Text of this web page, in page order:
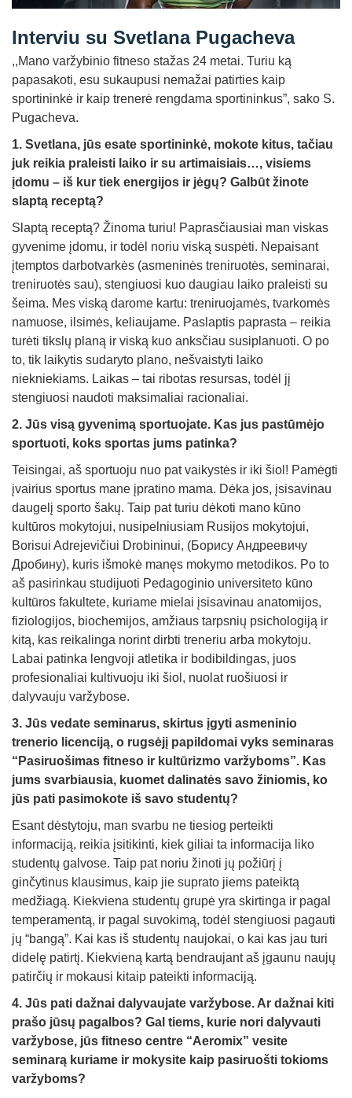
Straipsniai
Sėkmės istorijos
Atsiliepimai
Kontaktai
Interviu su Svetlana Pugacheva
,,Mano varžybinio fitneso stažas 24 metai. Turiu ką
papasakoti, esu sukaupusi nemažai patirties kaip
sportininkė ir kaip trenerė rengdama sportininkus”, sako S.
Pugacheva.
1. Svetlana, jūs esate sportininkė, mokote kitus, tačiau
juk reikia praleisti laiko ir su artimaisiais…, visiems
įdomu – iš kur tiek energijos ir jėgų? Galbūt žinote
slaptą receptą?
Slaptą receptą? Žinoma turiu! Paprasčiausiai man viskas
gyvenime įdomu, ir todėl noriu viską suspėti. Nepaisant
įtemptos darbotvarkės (asmeninės treniruotės, seminarai,
treniruotės sau), stengiuosi kuo daugiau laiko praleisti su
šeima. Mes viską darome kartu: treniruojamės, tvarkomės
namuose, ilsimės, keliaujame. Paslaptis paprasta – reikia
turėti tikslų planą ir viską kuo anksčiau susiplanuoti. O po
to, tik laikytis sudaryto plano, nešvaistyti laiko
niekniekiams. Laikas – tai ribotas resursas, todėl jį
stengiuosi naudoti maksimaliai racionaliai.
2. Jūs visą gyvenimą sportuojate. Kas jus pastūmėjo
sportuoti, koks sportas jums patinka?
Teisingai, aš sportuoju nuo pat vaikystės ir iki šiol! Pamėgti
įvairius sportus mane įpratino mama. Dėka jos, įsisavinau
daugelį sporto šakų. Taip pat turiu dėkoti mano kūno
kultūros mokytojui, nusipelniusiam Rusijos mokytojui,
Borisui Adrejevičiui Drobininui, (Борису Андреевичу
Дробину), kuris išmokė manęs mokymo metodikos. Po to
aš pasirinkau studijuoti Pedagoginio universiteto kūno
kultūros fakultete, kuriame mielai įsisavinau anatomijos,
fiziologijos, biochemijos, amžiaus tarpsnių psichologiją ir
kitą, kas reikalinga norint dirbti treneriu arba mokytoju.
Labai patinka lengvoji atletika ir bodibildingas, juos
profesionaliai kultivuoju iki šiol, nuolat ruošiuosi ir
dalyvauju varžybose.
3. Jūs vedate seminarus, skirtus įgyti asmeninio
trenerio licenciją, o rugsėjį papildomai vyks seminaras
“Pasiruošimas fitneso ir kultūrizmo varžyboms”. Kas
jums svarbiausia, kuomet dalinatės savo žiniomis, ko
jūs pati pasimokote iš savo studentų?
Esant dėstytoju, man svarbu ne tiesiog perteikti
informaciją, reikia įsitikinti, kiek giliai ta informacija liko
studentų galvose. Taip pat noriu žinoti jų požiūrį į
ginčytinus klausimus, kaip jie suprato jiems pateiktą
medžiagą. Kiekviena studentų grupė yra skirtinga ir pagal
temperamentą, ir pagal suvokimą, todėl stengiuosi pagauti
jų “bangą”. Kai kas iš studentų naujokai, o kai kas jau turi
didelę patirtį. Kiekvieną kartą bendraujant aš įgaunu naujų
patirčių ir mokausi kitaip pateikti informaciją.
4. Jūs pati dažnai dalyvaujate varžybose. Ar dažnai kiti
prašo jūsų pagalbos? Gal tiems, kurie nori dalyvauti
varžybose, jūs fitneso centre “Aeromix” vesite
seminarą kuriame ir mokysite kaip pasiruošti tokioms
varžyboms?